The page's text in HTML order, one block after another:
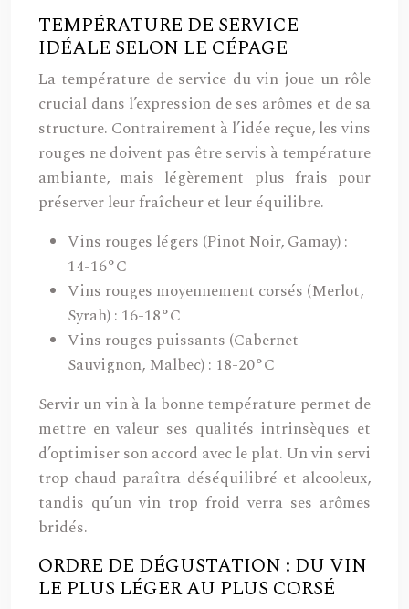
TEMPÉRATURE DE SERVICE
IDÉALE SELON LE CÉPAGE
La température de service du vin joue un rôle
crucial dans l’expression de ses arômes et de sa
structure. Contrairement à l’idée reçue, les vins
rouges ne doivent pas être servis à température
ambiante, mais légèrement plus frais pour
préserver leur fraîcheur et leur équilibre.
Vins rouges légers (Pinot Noir, Gamay) :
14-16°C
Vins rouges moyennement corsés (Merlot,
Syrah) : 16-18°C
Vins rouges puissants (Cabernet
Sauvignon, Malbec) : 18-20°C
Servir un vin à la bonne température permet de
mettre en valeur ses qualités intrinsèques et
d’optimiser son accord avec le plat. Un vin servi
trop chaud paraîtra déséquilibré et alcooleux,
tandis qu’un vin trop froid verra ses arômes
bridés.
ORDRE DE DÉGUSTATION : DU VIN
LE PLUS LÉGER AU PLUS CORSÉ